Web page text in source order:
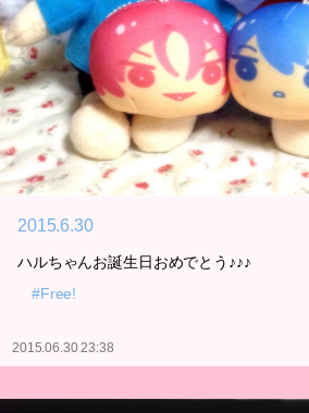
2015.6.30
ハルちゃんお誕生日おめでとう♪♪♪
#Free!
2015.06.30 23:38